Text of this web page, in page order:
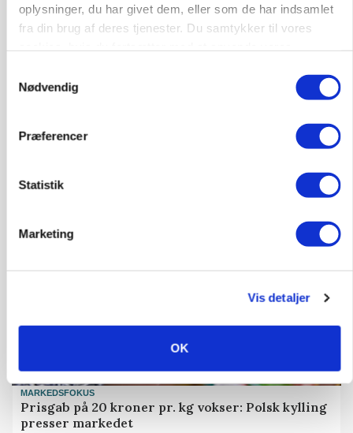
oplysninger, du har givet dem, eller som de har indsamlet
fra din brug af deres tjenester. Du samtykker til vores
Nødvendig
Præferencer
Statistik
Marketing
Vis detaljer
OK
CAP-I-DANMARK
MARKEDSFOKUS
Prisgab på 20 kroner pr. kg vokser: Polsk kylling
presser markedet